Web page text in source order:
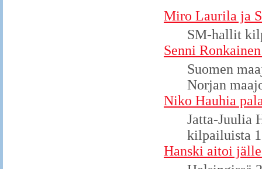
Miro Laurila ja
SM-hallit
Senni
Suomen
Norjan
Niko Hauhia
Jatta-Juulia
kilpailuista
Hanski aitoi